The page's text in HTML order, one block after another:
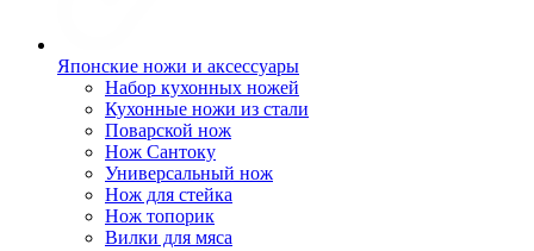
Японские ножи и аксессуары
Набор кухонных ножей
Кухонные ножи из стали
Поварской нож
Нож Сантоку
Универсальный нож
Нож для стейка
Нож топорик
Вилки для мяса